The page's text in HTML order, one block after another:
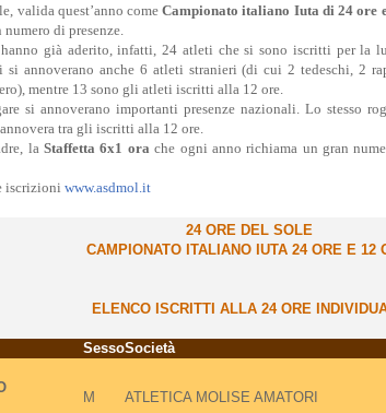
valida quest’anno comeCampionato italiano Iuta di 24 ore
di presenze.
già aderito, infatti, 24 atleti che si sono iscritti per la
si annoverano anche 6 atleti stranieri (di cui 2 tedeschi, 2
mentre 13 sono gli atleti iscritti alla 12 ore.
si annoverano importanti presenze nazionali. Lo stesso
tra gli iscritti alla 12 ore.
laStaffetta 6x1 ora che ogni anno richiama un gran
iscrizioni www.asdmol.it
24 ORE DEL SOLE
CAMPIONATO ITALIANO IUTA 24 ORE E 12
ELENCO ISCRITTI ALLA 24 ORE
SessoSocietà
M ATLETICA MOLISE AMATORI